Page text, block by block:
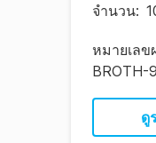
จํานวน:
หมายเล
BROTH-
ดู